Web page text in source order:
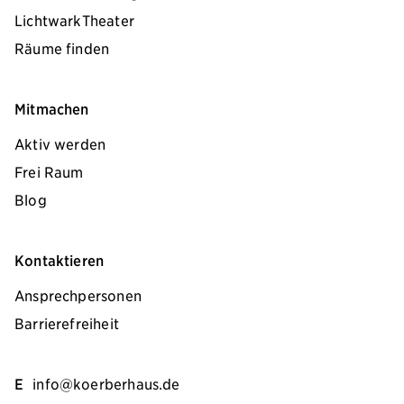
LichtwarkTheater
Räume finden
Mitmachen
Aktiv werden
Frei Raum
Blog
Kontaktieren
Ansprechpersonen
Barrierefreiheit
E info@koerberhaus.de